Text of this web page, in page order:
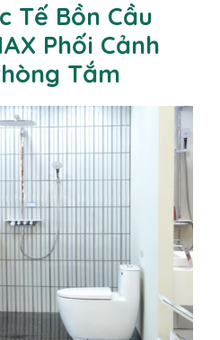
Tế Bồn Cầu
Phối Cảnh
Tắm